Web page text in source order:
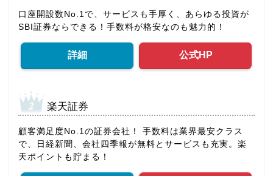
口座開設数No.1で、サービスも手厚く、あらゆる投資が
SBI証券ならできる！手数料が格安なのも魅力的！
詳細 公式HP
楽天証券
顧客満足度No.1の証券会社！ 手数料は業界最安クラス
で、日経新聞、会社四季報が無料とサービスも充実。楽
天ポイントも貯まる！